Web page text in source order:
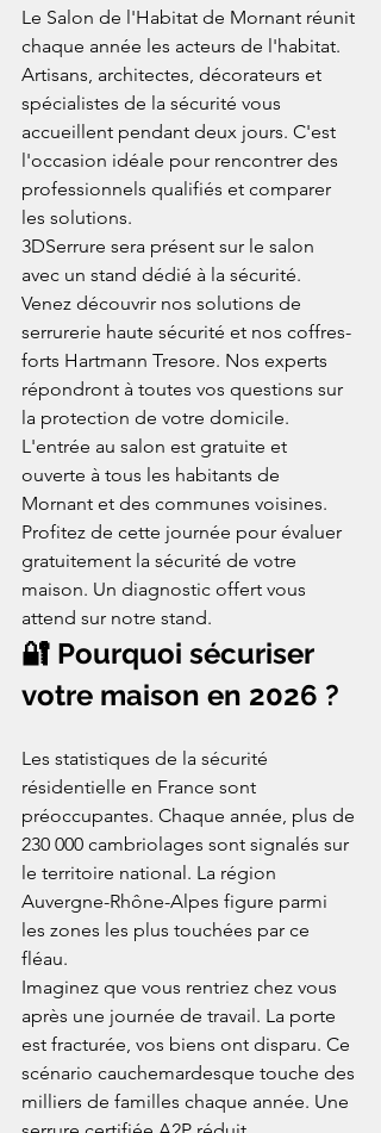
Le Salon de l'Habitat de Mornant réunit
chaque année les acteurs de l'habitat.
Artisans, architectes, décorateurs et
spécialistes de la sécurité vous
accueillent pendant deux jours. C'est
l'occasion idéale pour rencontrer des
professionnels qualifiés et comparer
les solutions.
3DSerrure sera présent sur le salon
avec un stand dédié à la sécurité.
Venez découvrir nos solutions de
serrurerie haute sécurité et nos coffres-
forts Hartmann Tresore. Nos experts
répondront à toutes vos questions sur
la protection de votre domicile.
L'entrée au salon est gratuite et
ouverte à tous les habitants de
Mornant et des communes voisines.
Profitez de cette journée pour évaluer
gratuitement la sécurité de votre
maison. Un diagnostic offert vous
attend sur notre stand.
🔐 Pourquoi sécuriser
votre maison en 2026 ?
Les statistiques de la sécurité
résidentielle en France sont
préoccupantes. Chaque année, plus de
230 000 cambriolages sont signalés sur
le territoire national. La région
Auvergne-Rhône-Alpes figure parmi
les zones les plus touchées par ce
fléau.
Imaginez que vous rentriez chez vous
après une journée de travail. La porte
est fracturée, vos biens ont disparu. Ce
scénario cauchemardesque touche des
milliers de familles chaque année. Une